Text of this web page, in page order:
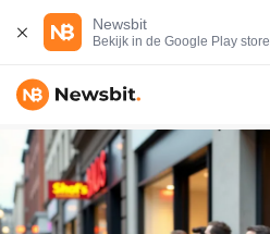
Newsbit
Bekijk in de Google Play store